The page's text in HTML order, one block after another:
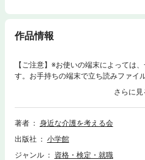
作品情報
【ご注意】※お使いの端末によっては
す。お手持ちの端末で立ち読みファイ
ます。生き生きと働くさまざまな先輩
めてわかった楽しさ・やりがいはもち
のコツなど、実践的なアドバイスをた
パーに興味のある人、資格を取って働
サイズだけを拡大・縮小することはで
い。 試し読みファイルにより、ご購入
著者
身近な介護を考える会
出版社
小学館
ジャンル
資格・検定・就職